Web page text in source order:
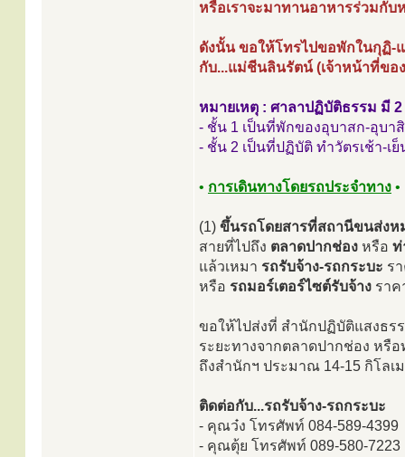
หรือเราจะมาทานอาหารร่วมกั
ดังนั้น ขอให้โทรไปขอพักในกุฏิ-
กับ...แม่ชีนลินรัตน์ (เจ้าหน้าที่ขอ
หมายเหตุ : ศาลาปฏิบัติธรรม มี
- ชั้น 1 เป็นที่พักของอุบาสก-อุบา
- ชั้น 2 เป็นที่ปฏิบัติ ทำวัตรเช้า-เ
• การเดินทางโดยรถประจำทาง •
(1) ขึ้นรถโดยสารที่สถานีขนส่งห
สายที่ไปถึง ตลาดปากช่อง หรือ ท่
แล้วเหมา รถรับจ้าง-รถกระบะ ร
หรือ รถมอร์เตอร์ไซต์รับจ้าง รา
ขอให้ไปส่งที่ สำนักปฏิบัติแสงธร
ระยะทางจากตลาดปากช่อง หรื
ถึงสำนักฯ ประมาณ 14-15 กิโลเ
ติดต่อกับ...รถรับจ้าง-รถกระบะ
- คุณว๋ง โทรศัพท์ 084-589-4399
- คุณตุ้ย โทรศัพท์ 089-580-7223